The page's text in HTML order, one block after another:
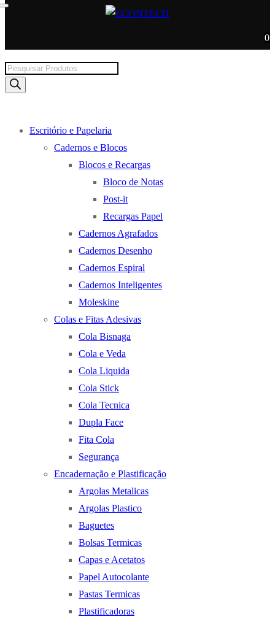
0
Products
search
Escritório e Papelaria
Cadernos e Blocos
Blocos e Recargas
Bloco de Notas
Post-it
Recargas Papel
Cadernos Agrafados
Cadernos Desenho
Cadernos Espiral
Cadernos Inteligentes
Moleskine
Colas e Fitas Adesivas
Cola Bisnaga
Cola e Veda
Cola Liquida
Cola Stick
Cola Tecnica
Dupla Face
Fita Cola
Segurança
Encadernação e Plastificação
Argolas Metalicas
Argolas Plastico
Baguetes
Bolsas Termicas
Capas e Acetatos
Papel Autocolante
Pastas Termicas
Plastificadoras